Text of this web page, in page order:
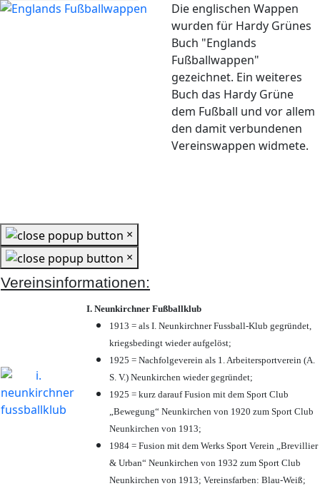
Die englischen Wappen
wurden für Hardy Grünes
Buch "Englands
Fußballwappen"
gezeichnet. Ein weiteres
Buch das Hardy Grüne
dem Fußball und vor allem
den damit verbundenen
Vereinswappen widmete.
×
×
Vereinsinformationen:
I. Neunkirchner Fußballklub
1913 = als I. Neunkirchner Fussball-Klub gegründet,
kriegsbedingt wieder aufgelöst;
1925 = Nachfolgeverein als 1. Arbeitersportverein (A.
S. V.) Neunkirchen wieder gegründet;
1925 = kurz darauf Fusion mit dem Sport Club
„Bewegung“ Neunkirchen von 1920 zum Sport Club
Neunkirchen von 1913;
1984 = Fusion mit dem Werks Sport Verein „Brevillier
& Urban“ Neunkirchen von 1932 zum Sport Club
Neunkirchen von 1913; Vereinsfarben: Blau-Weiß;